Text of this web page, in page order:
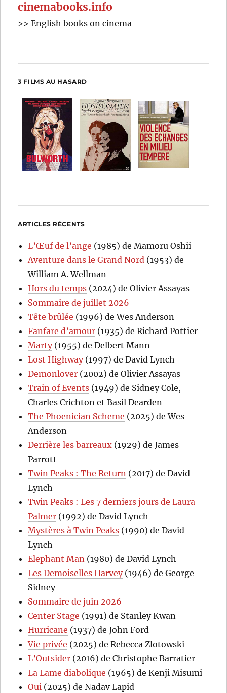
cinemabooks.info
>> English books on cinema
3 FILMS AU HASARD
ARTICLES RÉCENTS
L’Œuf de l’ange (1985) de Mamoru Oshii
Aventure dans le Grand Nord (1953) de
William A. Wellman
Hors du temps (2024) de Olivier Assayas
Sommaire de juillet 2026
Tête brûlée (1996) de Wes Anderson
Fanfare d’amour (1935) de Richard Pottier
Marty(1955) de Delbert Mann
Lost Highway(1997) de David Lynch
Demonlover (2002) de Olivier Assayas
Train of Events (1949) de Sidney Cole,
Charles Crichton et Basil Dearden
The Phoenician Scheme (2025) de Wes
Anderson
Derrière les barreaux (1929) de James
Parrott
Twin Peaks : The Return (2017) de David
Lynch
Twin Peaks : Les 7 derniers jours de Laura
Palmer (1992) de David Lynch
Mystères à Twin Peaks (1990) de David
Lynch
Elephant Man (1980) de David Lynch
Les Demoiselles Harvey(1946) de George
Sidney
Sommaire de juin 2026
Center Stage (1991) de Stanley Kwan
Hurricane (1937) de John Ford
Vie privée (2025) de Rebecca Zlotowski
L’Outsider (2016) de Christophe Barratier
La Lame diabolique (1965) de Kenji Misumi
Oui (2025) de Nadav Lapid